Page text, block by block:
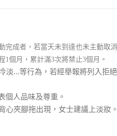
完成者，若當天未到達也未主動取
1個月，累計滿3次將禁止3個月。
淡...等行為，若經舉報將列入拒
個人品味及尊重。
心夾腳拖出現，女士建議上淡妝